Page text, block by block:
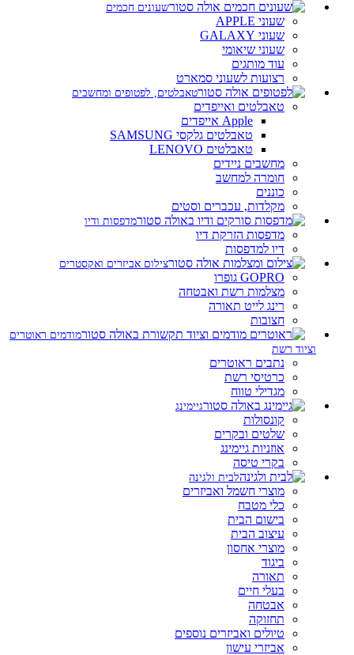
שעונים חכמים
שעוני APPLE
שעוני GALAXY
שעוני שיאומי
עוד מותגים
רצועות לשעוני סמארט
טאבלטים, לפטופים ומחשבים
טאבלטים ואייפדים
Apple אייפדים
טאבלטים גלקסי SAMSUNG
טאבלטים LENOVO
מחשבים ניידים
חומרה למחשב
כוננים
מקלדות, עכברים וסטים
מדפסות ודיו
מדפסות הזרקת דיו
דיו למדפסות
צילום אביזרים ואקסטרים
GOPRO גופרו
מצלמות רשת ואבטחה
רינג לייט תאורה
חצובות
מודמים ראוטרים
וציוד רשת
נתבים ראוטרים
כרטיסי רשת
מגדילי טווח
גיימינג
קונסולות
שלטים ובקרים
אוזניות גיימינג
בקרי טיסה
לבית ולגינה
מוצרי חשמל ואביזרים
כלי מטבח
בישום הבית
עיצוב הבית
מוצרי אחסון
ביגוד
תאורה
בעלי חיים
אבטחה
תחזוקה
טיולים ואביזרים נוספים
אביזרי עישון